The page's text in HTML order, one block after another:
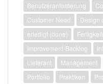
Benutzeranforderung
Customer Need
Design
erledigt (done)
Improvement-Backlog
Lieferant
Management
Portfolio
Praktiken